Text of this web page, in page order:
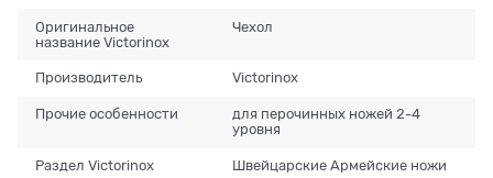
Оригинальное
название Victorinox
Чехол
Производитель Victorinox
Прочие особенности
для перочинных ножей 2-4
уровня
Раздел Victorinox Швейцарские Армейские ножи